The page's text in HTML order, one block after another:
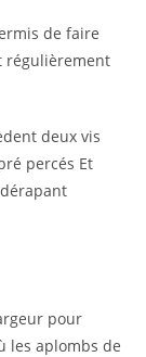
de faire
régulièrement
deux vis
percés Et
pour
les aplombs de